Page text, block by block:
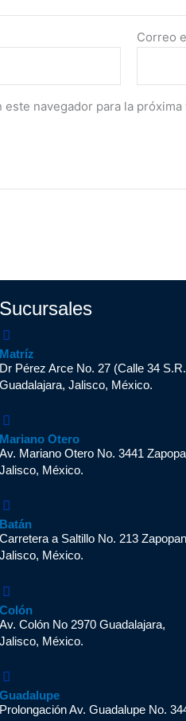
Correo
navegador para la
Sucursales
Matríz
Dr Pérez Arce No. 27 (Calle 34
Guadalajara, Jalisco, México.
Mariano Otero
Av. Mariano Otero No. 3441
Jalisco, México.
Batán
Carretera a Saltillo No. 213
Jalisco, México.
Colón
Av. Colón No 2970 Guadalajara,
Jalisco, México.
Guadalupe
Prolongación Av. Guadalupe No.